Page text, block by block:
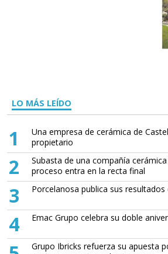
LO MÁS LEÍDO
1
Una empresa de cerámica de
propietario
2
Subasta de una compañía
proceso entra en la recta final
3 Porcelanosa publica sus
4 Emac Grupo celebra su doble
Grupo Ibricks refuerza su apuesta